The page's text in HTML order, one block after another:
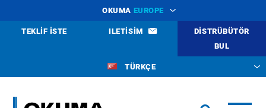
OKUMA EUROPE
TEKLIF ISTE ILETISIM
DISTRÜBÜTÖR
BUL
TÜRKÇE